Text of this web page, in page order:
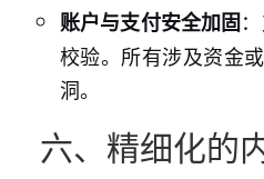
账户与支付安全加固
校验。所有涉及资金
洞。
六、精细化的